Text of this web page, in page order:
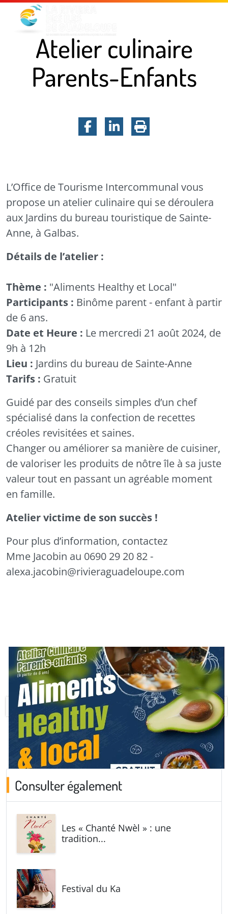
Menu principal
Contenu principal
Pied de page
Atelier culinaire
Parents-Enfants
Facebook
LinkedInImprimer la
Atelier culinaire Parents-Enfants
L’Office de Tourisme Intercommunal vous
propose un atelier culinaire qui se déroulera
aux Jardins du bureau touristique de Sainte-
Anne, à Galbas.
Détails de l’atelier :
Thème : "Aliments Healthy et Local"
Participants : Binôme parent - enfant à partir
de 6 ans.
Date et Heure : Le mercredi 21 août 2024, de
9h à 12h
Lieu : Jardins du bureau de Sainte-Anne
Tarifs : Gratuit
Guidé par des conseils simples d’un chef
spécialisé dans la confection de recettes
créoles revisitées et saines.
Changer ou améliorer sa manière de cuisiner,
de valoriser les produits de nôtre île à sa juste
valeur tout en passant un agréable moment
en famille.
Atelier victime de son succès !
Pour plus d’information, contactez
Mme Jacobin au 0690 29 20 82 -
alexa.jacobin@rivieraguadeloupe.com
Consulter également
Les « Chanté Nwèl » : une
tradition...
Festival du Ka